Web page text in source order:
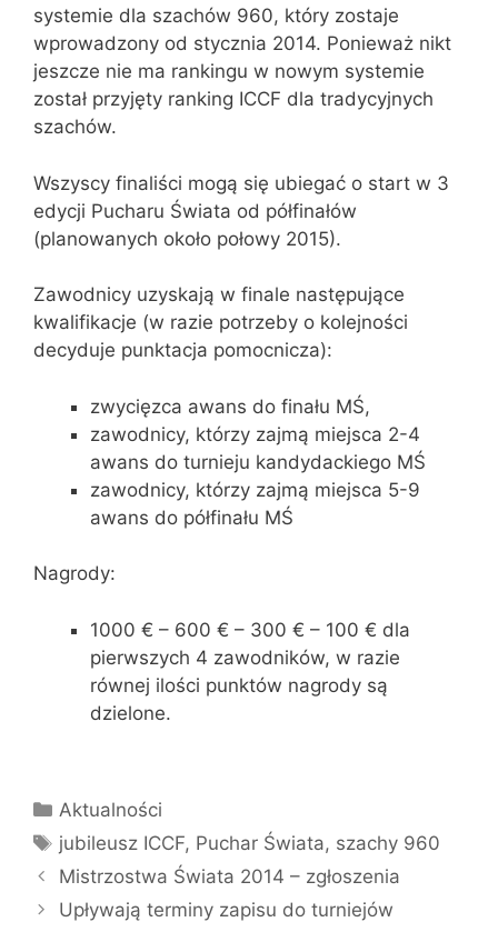
systemie dla szachów 960, który zostaje
wprowadzony od stycznia 2014. Ponieważ nikt
jeszcze nie ma rankingu w nowym systemie
został przyjęty ranking ICCF dla tradycyjnych
szachów.
Wszyscy finaliści mogą się ubiegać o start w 3
edycji Pucharu Świata od półfinałów
(planowanych około połowy 2015).
Zawodnicy uzyskają w finale następujące
kwalifikacje (w razie potrzeby o kolejności
decyduje punktacja pomocnicza):
zwycięzca awans do finału MŚ,
zawodnicy, którzy zajmą miejsca 2-4
awans do turnieju kandydackiego MŚ
zawodnicy, którzy zajmą miejsca 5-9
awans do półfinału MŚ
Nagrody:
1000 € – 600 € – 300 € – 100 € dla
pierwszych 4 zawodników, w razie
równej ilości punktów nagrody są
dzielone.
Kategorie
Aktualności
Tagi
jubileusz ICCF, Puchar Świata, szachy 960
Mistrzostwa Świata 2014 – zgłoszenia
Upływają terminy zapisu do turniejów